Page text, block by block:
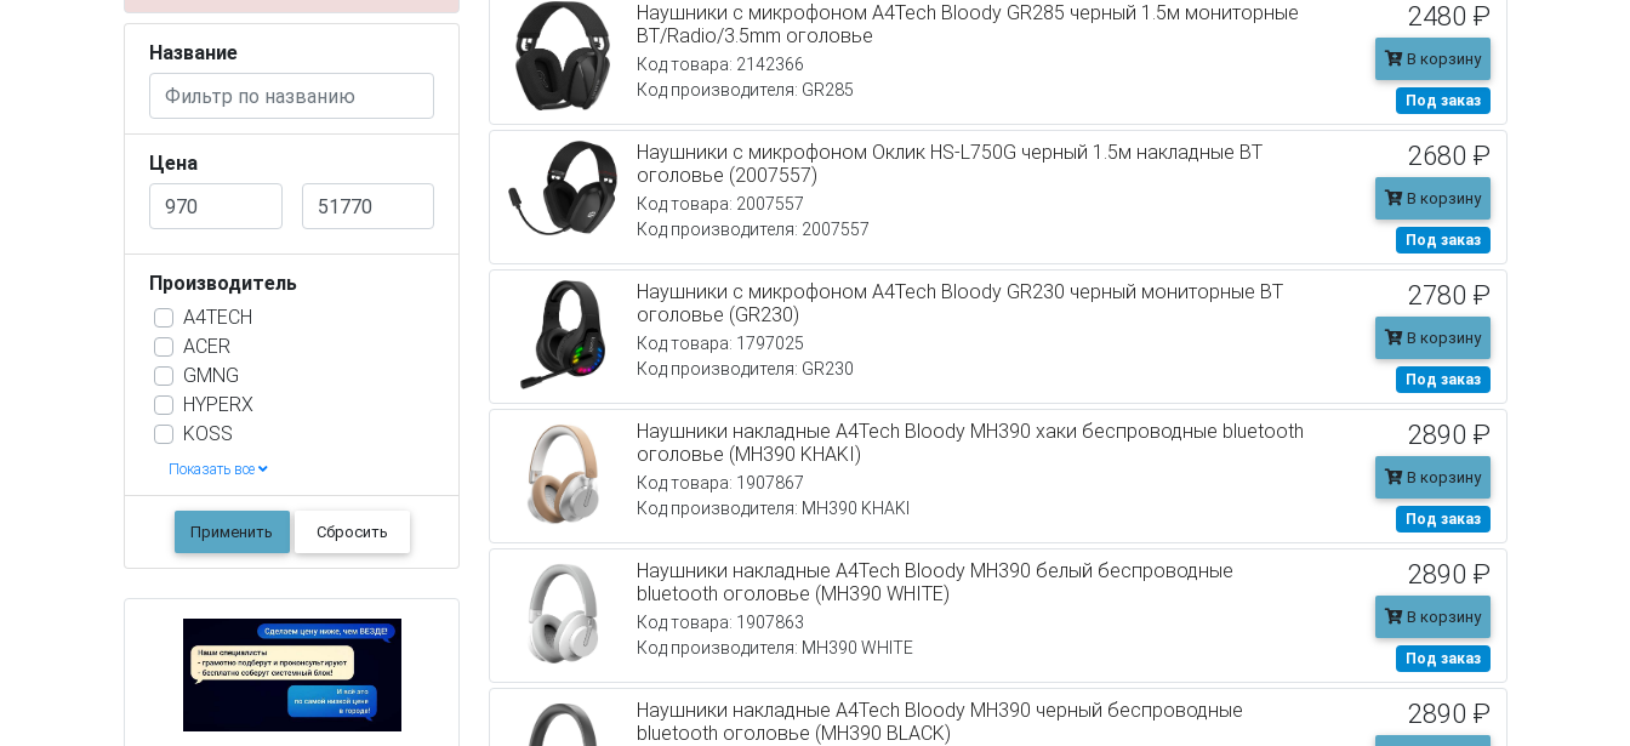
Название
Цена
Производитель
A4TECH
ACER
GMNG
HYPERX
KOSS
Показать все
Применить Сбросить
Наушники с микрофоном A4Tech Bloody GR285 черный 1.5м мониторные
BT/Radio/3.5mm оголовье
Код товара: 2142366
Код производителя: GR285
2480 ₽
В корзину
Под заказ
Наушники с микрофоном Оклик HS-L750G черный 1.5м накладные BT
оголовье (2007557)
Код товара: 2007557
Код производителя: 2007557
2680 ₽
В корзину
Под заказ
Наушники с микрофоном A4Tech Bloody GR230 черный мониторные BT
оголовье (GR230)
Код товара: 1797025
Код производителя: GR230
2780 ₽
В корзину
Под заказ
Наушники накладные A4Tech Bloody MH390 хаки беспроводные bluetooth
оголовье (MH390 KHAKI)
Код товара: 1907867
Код производителя: MH390 KHAKI
2890 ₽
В корзину
Под заказ
Наушники накладные A4Tech Bloody MH390 белый беспроводные
bluetooth оголовье (MH390 WHITE)
Код товара: 1907863
Код производителя: MH390 WHITE
2890 ₽
В корзину
Под заказ
Наушники накладные A4Tech Bloody MH390 черный беспроводные
bluetooth оголовье (MH390 BLACK)
2890 ₽